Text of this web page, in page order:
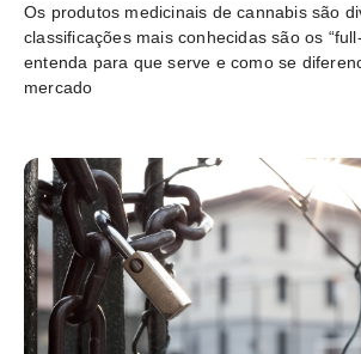
Os produtos medicinais de cannabis são
classificações mais conhecidas são os
entenda para que serve e como se
mercado